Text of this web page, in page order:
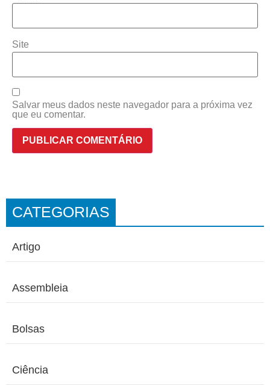
Site
Salvar meus dados neste navegador para a próxima vez
que eu comentar.
CATEGORIAS
Artigo
Assembleia
Bolsas
Ciência